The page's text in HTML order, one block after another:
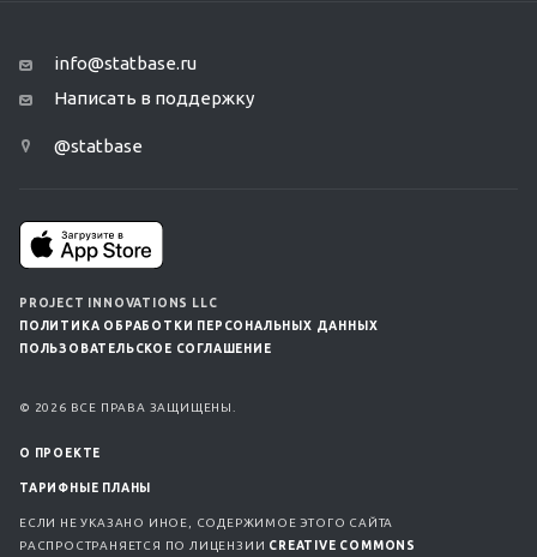
info@statbase.ru
Написать в поддержку
@statbase
PROJECT INNOVATIONS LLC
ПОЛИТИКА ОБРАБОТКИ ПЕРСОНАЛЬНЫХ ДАННЫХ
ПОЛЬЗОВАТЕЛЬСКОЕ СОГЛАШЕНИЕ
© 2026 ВСЕ ПРАВА ЗАЩИЩЕНЫ.
О ПРОЕКТЕ
ТАРИФНЫЕ ПЛАНЫ
ЕСЛИ НЕ УКАЗАНО ИНОЕ, СОДЕРЖИМОЕ ЭТОГО САЙТА
РАСПРОСТРАНЯЕТСЯ ПО ЛИЦЕНЗИИ CREATIVE COMMONS